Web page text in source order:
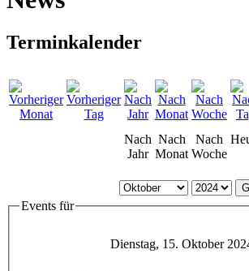
Terminkalender
Nach
Jahr
Nach
Monat
Nach
Woche
Events für
Dienstag, 15. Oktober